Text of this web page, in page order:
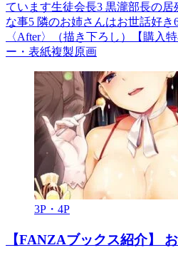
ています生徒会長3 黒瀧部長の
な事5 隣のお姉さんはお世話好き
〈After〉（描き下ろし）【購入
ー・表紙複製原画
3P・4P
【FANZAブックス紹介】